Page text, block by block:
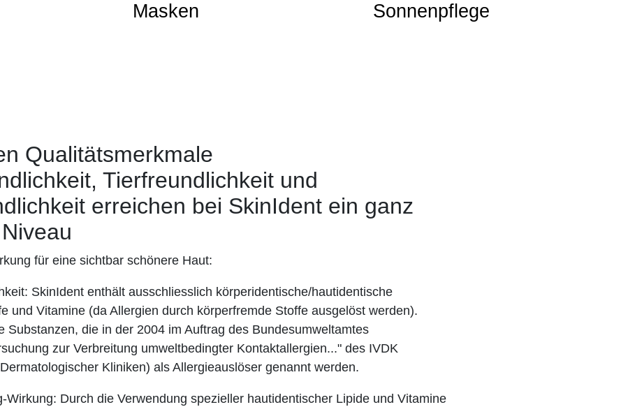
Masken Sonnenpflege
Qualitätsmerkmale
Tierfreundlichkeit und
erreichen bei SkinIdent ein ganz
für eine sichtbar schönere Haut:
SkinIdent enthält ausschliesslich körperidentische/hautidentische
und Vitamine (da Allergien durch körperfremde Stoffe ausgelöst werden).
Substanzen, die in der 2004 im Auftrag des Bundesumweltamtes
zur Verbreitung umweltbedingter Kontaktallergien..." des IVDK
Kliniken) als Allergieauslöser genannt werden.
Wirkung: Durch die Verwendung spezieller hautidentischer Lipide und Vitamine